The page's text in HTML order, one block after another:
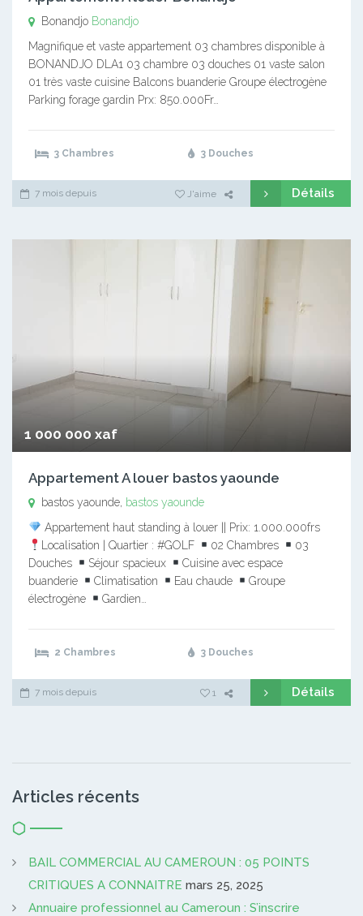
Bonandjo Bonandjo
Magnifique et vaste appartement 03 chambres disponible à
BONANDJO DLA1 03 chambre 03 douches 01 vaste salon
01 très vaste cuisine Balcons buanderie Groupe électrogène
Parking forage gardin Prx: 850.000Fr…
3 Chambres 3 Douches
7 mois depuis J'aime Détails
1 000 000 xaf
Appartement A louer bastos yaounde
bastos yaounde, bastos yaounde
Appartement haut standing à louer || Prix: 1.000.000frs
Localisation | Quartier : #GOLF
02 Chambres
03
Douches
Séjour spacieux
Cuisine avec espace
buanderie
Climatisation Eau chaude
Groupe
électrogène
Gardien…
2 Chambres 3 Douches
7 mois depuis 1 Détails
Articles récents
BAIL COMMERCIAL AU CAMEROUN : 05 POINTS
CRITIQUES A CONNAITRE mars 25, 2025
Annuaire professionnel au Cameroun : S’inscrire